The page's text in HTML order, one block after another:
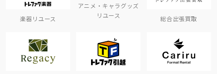
楽器リユース
アニメ・キャラグッズ
リユース
総合出張買取